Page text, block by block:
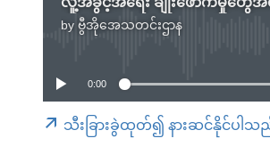
byဗွီအိုအေသတင်းဌာန
0:00
သီးခြားခွဲထုတ်၍ နားဆင်နိုင်ပါသ